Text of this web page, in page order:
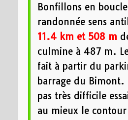
Bonfillons en
randonnée sens
11.4 km et508 m
culmine à 487 m.
fait à partir du
barrage du Bimont.
pas très difficile
au mieux le